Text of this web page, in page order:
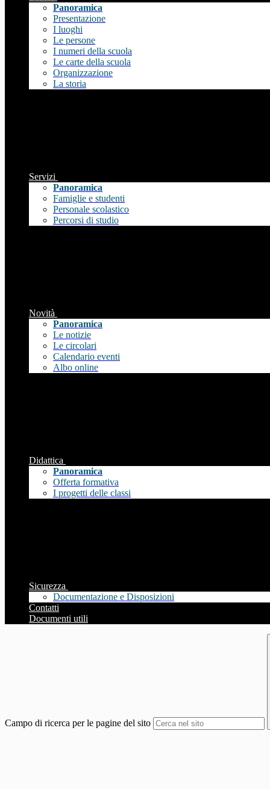
Panoramica
Presentazione
I luoghi
Le persone
I numeri della scuola
Le carte della scuola
Organizzazione
La storia
Servizi
Panoramica
Famiglie e studenti
Personale scolastico
Percorsi di studio
Novità
Panoramica
Le notizie
Le circolari
Calendario eventi
Albo online
Didattica
Panoramica
Offerta formativa
I progetti delle classi
Sicurezza
Documentazione e Disposizioni
Contatti
Documenti utili
Campo di ricerca per le pagine del sito